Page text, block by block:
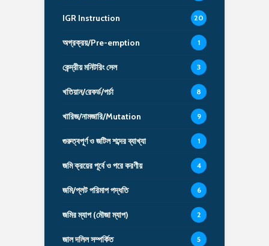
IGR Instruction 20
অগ্রক্রয়/Pre-emption 1
কেন্দ্রীয় মনিটরিং সেল 3
খতিয়ান/রেকর্ড/পর্চা 8
খারিজ/নামজারি/Mutation 9
গুরুত্বপূর্ণ ও জটিল শব্দের ব্যাখ্যা 1
জমি ক্রয়ের পূর্বে ও পরে করণীয় 4
জমি/প্লট পরিমাপ পদ্ধতি 6
জমির ম্যাপ (মৌজা ম্যাপ) 2
জাল দলিল সম্পর্কিত 5